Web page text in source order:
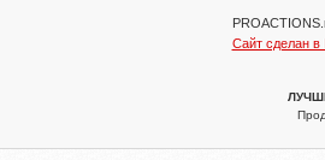
Сайт сделан в